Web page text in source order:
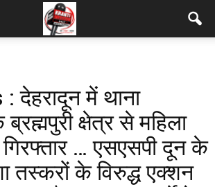
देहरादून में थाना
क्षेत्र से महिला
… एसएसपी दून के
तस्करों के विरुद्ध एक्शन